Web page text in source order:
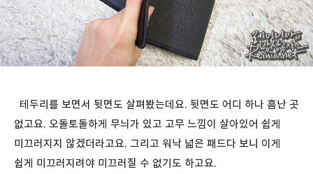
테두리를 보면서 뒷면도 살펴봤는데요. 뒷면도 어디 하나 흠난 곳
없고요. 오돌토돌하게 무늬가 있고 고무 느낌이 살아있어 쉽게
미끄러지지 않겠더라고요. 그리고 워낙 넓은 패드다 보니 이게
쉽게 미끄러지려야 미끄러질 수 없기도 하고요.